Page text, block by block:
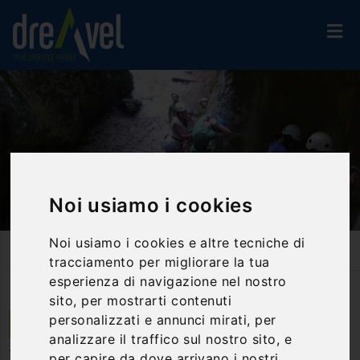
Noi usiamo i cookies
Noi usiamo i cookies e altre tecniche di
tracciamento per migliorare la tua
esperienza di navigazione nel nostro
sito, per mostrarti contenuti
personalizzati e annunci mirati, per
analizzare il traffico sul nostro sito, e
Attività Ed Esperienze
Vie Ferrate
Via Ferrata "Rio Salagoni" - Drena - Lago Di Garda
Dro | Trentino Alto Adige